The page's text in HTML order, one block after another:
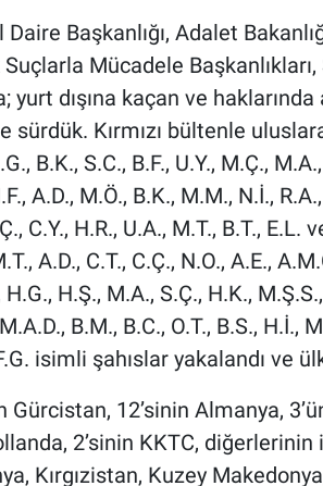
Başkanlığı, Adalet
Mücadele Başkanlıkları,
yurt dışına kaçan ve
sürdük. Kırmızı bültenle
B.K., S.C., B.F., U.Y., M.Ç.,
A.D., M.Ö., B.K., M.M., N.İ.,
C.Y., H.R., U.A., M.T., B.T.,
A.D., C.T., C.Ç., N.O., A.E.,
H.Ş., M.A., S.Ç., H.K.,
B.M., B.C., O.T., B.S., H.İ.,
isimli şahıslar yakalandı ve
Gürcistan, 12’sinin Almanya,
2’sinin KKTC,
Kırgızistan, Kuzey